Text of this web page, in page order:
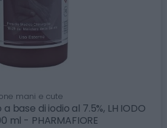
mani e cute
base di iodio al 7.5%, LH IODO
ml - PHARMAFIORE